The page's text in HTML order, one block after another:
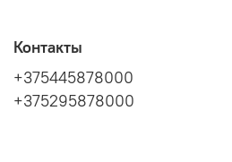
Контакты
+375445878000
+375295878000